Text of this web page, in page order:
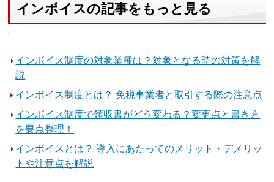
インボイスの記事をもっと見る
インボイス制度の対象業種は？対象となる時の対策を解
説
インボイス制度とは？ 免税事業者と取引する際の注意点
インボイス制度で領収書がどう変わる？変更点と書き方
を要点整理！
インボイスとは？ 導入にあたってのメリット・デメリッ
トや注意点を解説